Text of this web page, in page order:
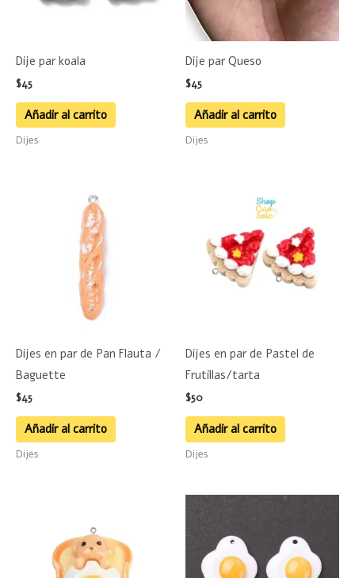
Dije par koala
$45
Añadir al carrito
Dijes
Dije par Queso
$45
Añadir al carrito
Dijes
Dijes en par de Pan Flauta /
Baguette
$45
Añadir al carrito
Dijes
Dijes en par de Pastel de
Frutillas/tarta
$50
Añadir al carrito
Dijes